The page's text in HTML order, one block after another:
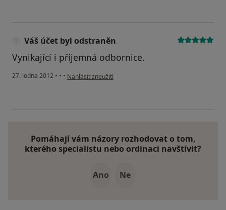
Váš účet byl odstraněn
Vynikající i příjemná odbornice.
27. ledna 2012 • • • podle názoru uživatele Váš účet byl odstraněn
Nahlásit zneužití
Pomáhají vám názory rozhodovat o tom,
kterého specialistu nebo ordinaci navštívit?
Ano Ne